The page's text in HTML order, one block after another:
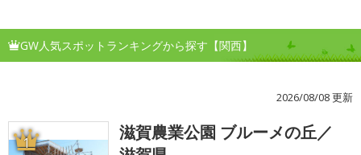
GW人気スポットランキングから探す【関西】
2026/08/08 更新
1
滋賀農業公園 ブルーメの丘／